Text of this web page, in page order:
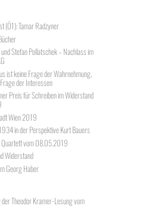
(Ö1): Tamar Radzyner
Stefan Pollatschek – Nachlass im
ist keine Frage der Wahrnehmung,
der Interessen
Preis für Schreiben im Widerstand
Wien 2019
in der Perspektive Kurt Bauers
Quartett vom 08.05.2019
Widerstand
Georg Haber
Theodor Kramer-Lesung vom